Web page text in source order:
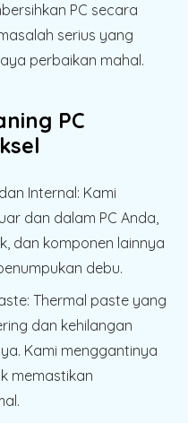
PC secara
serius yang
perbaikan mahal.
PC
Internal: Kami
dan dalam PC Anda,
dan komponen lainnya
debu.
: Thermal paste yang
dan kehilangan
Kami menggantinya
memastikan